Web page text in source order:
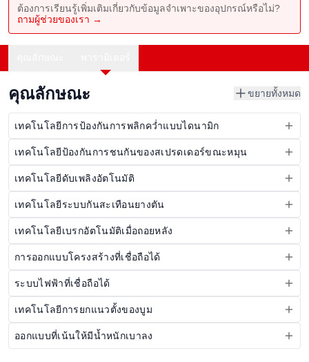
ต้องการเรียนรู้เพิ่มเติมเกี่ยวกับข้อมูลจำเพาะของอุปกรณ์หรือไม่?
ถามผู้ช่วยของเรา →
คุณลักษณะ ขยายทั้งหมด
เทคโนโลยีการป้องกันการพลิกคว่ำแบบไดนามิก
เทคโนโลยีป้องกันการชนกันของสเปรดเดอร์ขณะหมุน
เทคโนโลยีดับเพลิงอัตโนมัติ
เทคโนโลยีระบบกันสะเทือนยางตัน
เทคโนโลยีเบรกอัตโนมัติเมื่อถอยหลัง
การออกแบบโครงสร้างที่เชื่อถือได้
ระบบไฟฟ้าที่เชื่อถือได้
เทคโนโลยีการยกแนวตั้งของบูม
ออกแบบที่เน้นให้มีน้ำหนักเบาลง